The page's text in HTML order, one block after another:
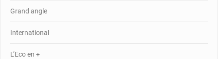
Grand angle
International
L’Eco en +